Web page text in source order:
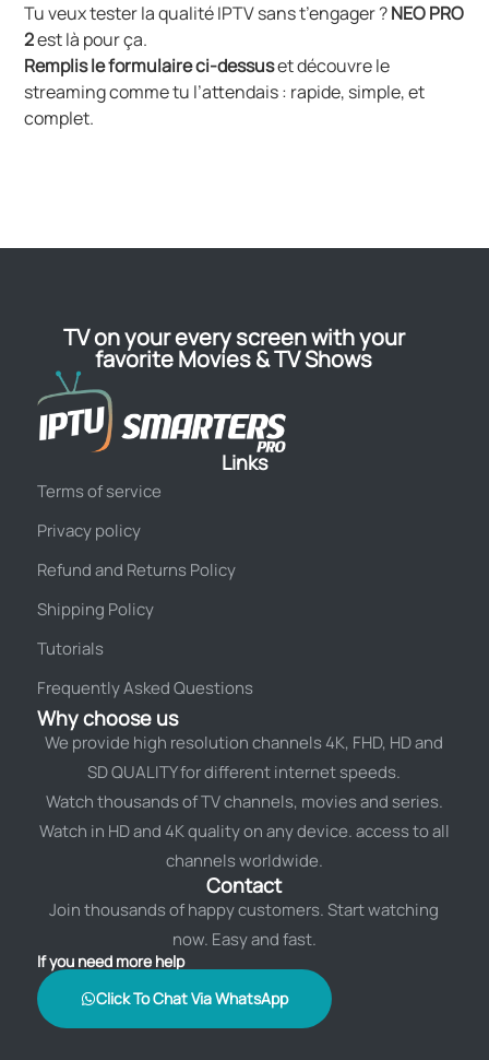
Tu veux tester la qualité IPTV sans t’engager ?NEO PRO
2est là pour ça.
Remplis le formulaire ci-dessuset découvre le
streaming comme tu l’attendais : rapide, simple, et
complet.
TV on your every screen with your
favorite Movies & TV Shows
Links
Terms of service
Privacy policy
Refund and Returns Policy
Shipping Policy
Tutorials
Frequently Asked Questions
Why choose us
We provide high resolution channels 4K, FHD, HD and
SD QUALITY for different internet speeds.
Watch thousands of TV channels, movies and series.
Watch in HD and 4K quality on any device. access to all
channels worldwide.
Contact
Join thousands of happy customers. Start watching
now. Easy and fast.
If you need more help
Click To Chat Via WhatsApp